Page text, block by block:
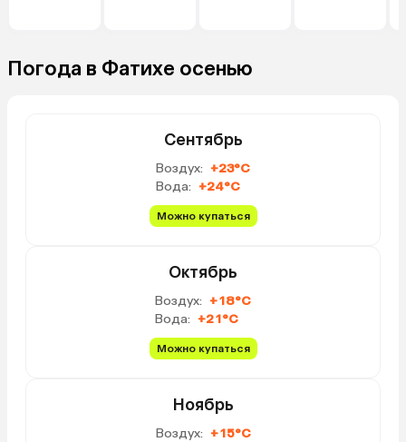
Погода в Фатихе осенью
Сентябрь
Воздух: +23°C
Вода: +24°C
Можно купаться
Октябрь
Воздух: +18°C
Вода: +21°C
Можно купаться
Ноябрь
Воздух: +15°C